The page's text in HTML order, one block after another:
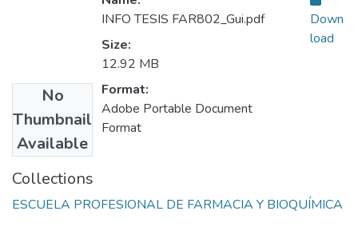
No
Thumbnail
Available
INFO TESIS FAR802_Gui.pdf
Size:
12.92 MB
Format:
Adobe Portable Document
Format
Down
load
Collections
ESCUELA PROFESIONAL DE FARMACIA Y BIOQUÍMICA